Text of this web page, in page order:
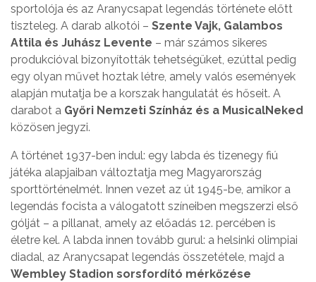
sportolója és az Aranycsapat legendás története előtt
tiszteleg. A darab alkotói – Szente Vajk, Galambos
Attila és Juhász Levente – már számos sikeres
produkcióval bizonyították tehetségüket, ezúttal pedig
egy olyan művet hoztak létre, amely valós események
alapján mutatja be a korszak hangulatát és hőseit. A
darabot a Győri Nemzeti Színház és a MusicalNeked
közösen jegyzi.
A történet 1937-ben indul: egy labda és tizenegy fiú
játéka alapjaiban változtatja meg Magyarország
sporttörténelmét. Innen vezet az út 1945-be, amikor a
legendás focista a válogatott színeiben megszerzi első
gólját – a pillanat, amely az előadás 12. percében is
életre kel. A labda innen tovább gurul: a helsinki olimpiai
diadal, az Aranycsapat legendás összetétele, majd a
Wembley Stadion sorsfordító mérkőzése